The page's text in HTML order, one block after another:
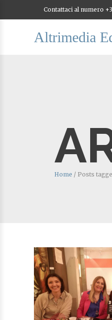
Contattaci al numero
Altrimedia
Home / Posts